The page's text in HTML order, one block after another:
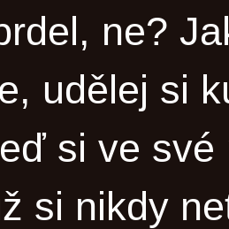
ne?
udělej si
si ve
si nikdy